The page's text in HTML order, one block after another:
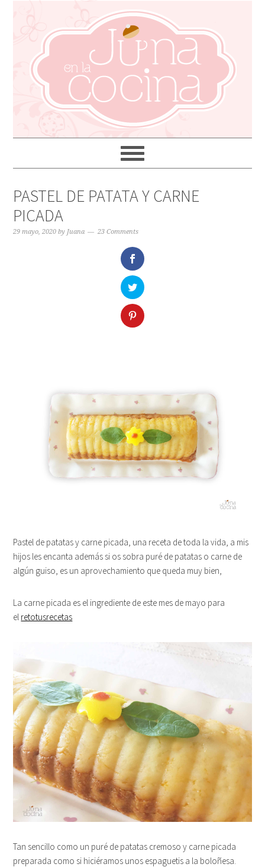
PASTEL DE PATATA Y CARNE
PICADA
29 mayo, 2020 by Juana 23 Comments
Pastel de patatas y carne picada, una receta de toda la vida, a mis
hijos les encanta además si os sobra puré de patatas o carne de
algún guiso, es un aprovechamiento que queda muy bien,
La carne picada es el ingrediente de este mes de mayo para
el retotusrecetas
Tan sencillo como un puré de patatas cremoso y carne picada
preparada como si hiciéramos unos espaguetis a la boloñesa.